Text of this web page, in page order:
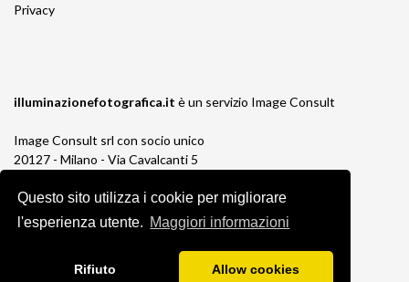
Questo sito utilizza i cookie per migliorare
l'esperienza utente. Maggiori informazioni
Rifiuto Allow cookies
Privacy
illuminazionefotografica.it è un servizio Image Consult
Image Consult srl con socio unico
20127 - Milano - Via Cavalcanti 5
P.IVA e C.F. 03383650961
REA 1673647 CCIAA Milano Monza Brianza
Registro Pile IT13030P00003110